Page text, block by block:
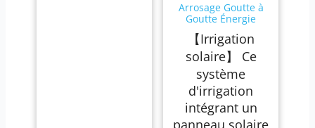
Arrosage Goutte à
Goutte Énergie
Solaire, 2000mAh
Système D'irrigation
Solaire,
Automatique pour
20 Plantes en Pot
avec 15M Tuyau
Arrosage,
Programmateur
Arrosage
【Irrigation
solaire】 Ce
système
d'irrigation
intégrant un